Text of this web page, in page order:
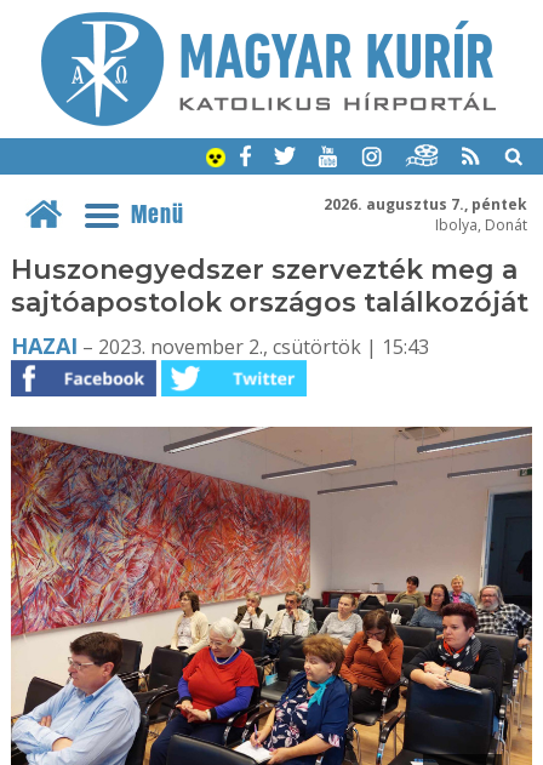
2026. augusztus 7., péntek
Ibolya, Donát
Menü
Huszonegyedszer szervezték meg a
sajtóapostolok országos találkozóját
HAZAI – 2023. november 2., csütörtök | 15:43